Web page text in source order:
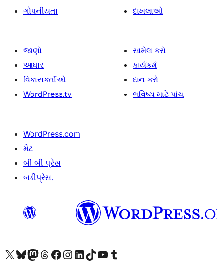
ગોપનીયતા
દાખલાઓ
જાણો
આધાર
વિકાસકર્તાઓ
WordPress.tv
સામેલ કરો
કાર્યકર્મ
દાન કરો
ભવિષ્ય માટે પાંચ
WordPress.com
મેટ
બી બી પ્રેસ
બડીપ્રેસ.
અમારા X (અગાઉ ટ્વિટર) એકાઉન્ટની મુલાકાત લોઅમારા Bluesky એકાઉન્ટની મુલાકાત લોઅમારા માસ્ટોડોન એકાઉન્ટની મુલાકાત લોઅમારા Threads એકાઉન્ટની મુલાકાત લો અમારા ફેસબુક પેજની મુલાકાત લોઅમારા ઇન્સ્ટાગ્રામ એકાઉન્ટની મુલાકાત લો અમારા LinkedIn એકાઉન્ટની મુલાકાત લોઅમારા TikTok એકાઉન્ટની મુલાકાત લોઅમારી YouTube ચેનલની મુલાકાત લો અમારા Tumblr એકાઉન્ટની મુલાકાત લો